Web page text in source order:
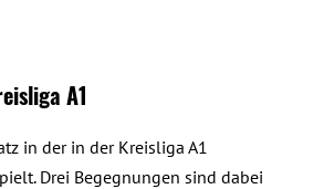
A1
in der in der Kreisliga A1
Drei Begegnungen sind dabei